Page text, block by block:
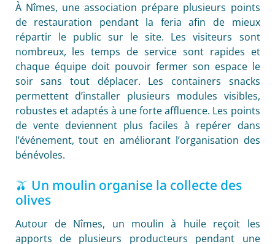
À Nîmes, une association prépare plusieurs points
de restauration pendant la feria afin de mieux
répartir le public sur le site. Les visiteurs sont
nombreux, les temps de service sont rapides et
chaque équipe doit pouvoir fermer son espace le
soir sans tout déplacer. Les containers snacks
permettent d’installer plusieurs modules visibles,
robustes et adaptés à une forte affluence. Les points
de vente deviennent plus faciles à repérer dans
l’événement, tout en améliorant l’organisation des
bénévoles.
🫒 Un moulin organise la collecte des
olives
Autour de Nîmes, un moulin à huile reçoit les
apports de plusieurs producteurs pendant une